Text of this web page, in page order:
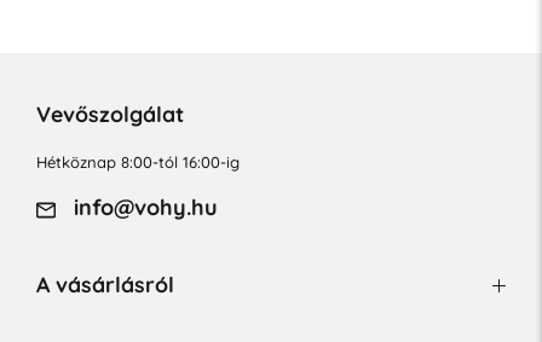
Vevőszolgálat
Hétköznap 8:00-tól 16:00-ig
info@vohy.hu
A vásárlásról